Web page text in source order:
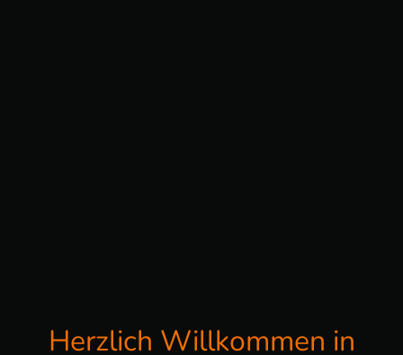
Herzlich Willkommen in